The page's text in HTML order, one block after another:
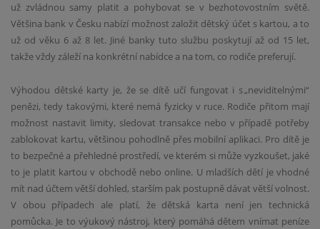
už zvládnou samy platit a pohybovat se v bezhotovostním světě.
Většina bank v Česku nabízí možnost založit dětský účet s kartou, a to
už od věku 6 až 8 let. Jiné banky tuto službu poskytují až od 15 let,
takže vždy záleží na konkrétní nabídce a na tom, co rodiče preferují.
Výhodou dětské karty je, že se dítě učí fungovat i s „neviditelnými“
penězi, tedy takovými, které nemá fyzicky v ruce. Rodiče přitom mají
možnost nastavit limity, sledovat transakce nebo v případě potřeby
zablokovat kartu, většinou pohodlně přes mobilní aplikaci. Pro dítě je
to bezpečné a přehledné prostředí, ve kterém si může vyzkoušet, jaké
to je platit kartou v obchodě nebo online. U mladších dětí je vhodné
mít nad účtem větší dohled, starším pak postupně dávat větší volnost.
V obou případech ale platí, že dětská karta není jen technická
pomůcka. Je to výukový nástroj, který pomáhá dětem vnímat peníze